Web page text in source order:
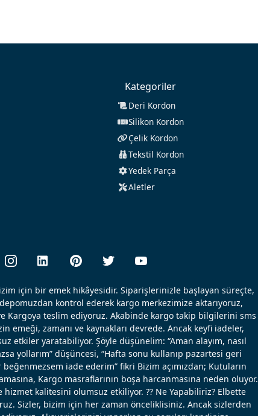
Kategoriler
Deri Kordon
Silikon Kordon
Çelik Kordon
Tekstil Kordon
Yedek Parça
Aletler
için bir emek hikâyesidir. Siparişlerinizle başlayan süreçte,
kontrol ederek kargo merkezimize aktarıyoruz,
Kargoya teslim ediyoruz. Akabinde kargo takip bilgilerini sms
emeği, zamanı ve kaynakları devrede. Ancak keyfi iadeler,
etkiler yaratabiliyor. Şöyle düşünelim: “Aman alayım, nasıl
yollarım” düşüncesi, “Hafta sonu kullanıp pazartesi geri
iade ederim” fikri Bizim açımızdan; Kutuların
Kargo masraflarının boşa harcanmasına neden oluyor.
kalitesini olumsuz etkiliyor. ?? Ne Yapabiliriz? Elbette
Sizler, bizim için her zaman önceliklisiniz. Ancak sizlerden